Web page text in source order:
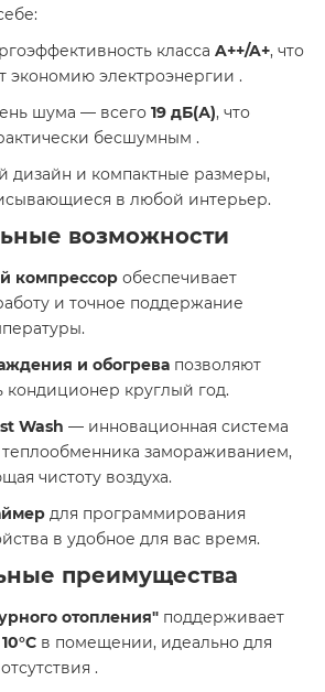
класса A++/A+, что
экономию электроэнергии .​
шума — всего 19 дБ(А), что
бесшумным .​
дизайн и компактные размеры,
в любой интерьер.​
возможности
компрессор обеспечивает
и точное поддержание
и обогрева позволяют
кондиционер круглый год.​
Wash — инновационная система
замораживанием,
чистоту воздуха.​
для программирования
в удобное для вас время.​
преимущества
отопления" поддерживает
10°C в помещении, идеально для
.​